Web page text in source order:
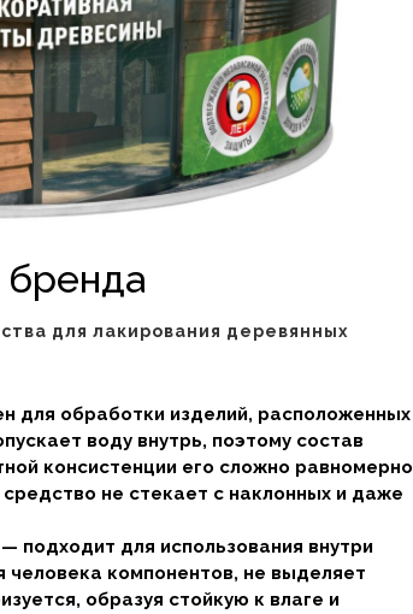
бренда
для лакирования деревянных
для обработки изделий, расположенных
воду внутрь, поэтому состав
консистенции его сложно равномерно
не стекает с наклонных и даже
подходит для использования внутри
компонентов, не выделяет
образуя стойкую к влаге и